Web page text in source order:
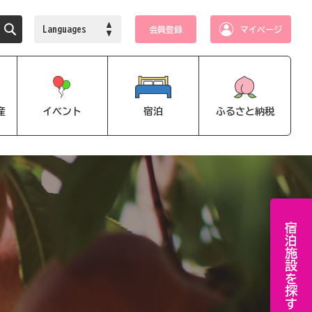
Languages 会員登録 マイページ
イベント 宿泊 ふるさと納税
宿泊施設を探す